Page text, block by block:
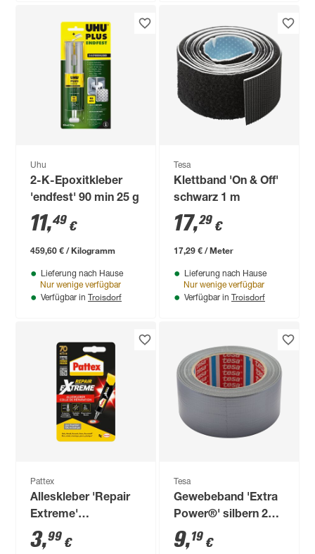
Uhu
2-K-Epoxitkleber
'endfest' 90 min 25 g
11,49 €
459,60 € / Kilogramm
Lieferung nach Hause
Nur wenige verfügbar
Verfügbar in Troisdorf
Tesa
Klettband 'On & Off'
schwarz 1 m
17,29 €
17,29 € / Meter
Lieferung nach Hause
Nur wenige verfügbar
Verfügbar in Troisdorf
Pattex
Alleskleber 'Repair
Extreme'
transparent 8 g
3,99 €
Tesa
Gewebeband 'Extra
Power®' silbern 25
m
9,19 €